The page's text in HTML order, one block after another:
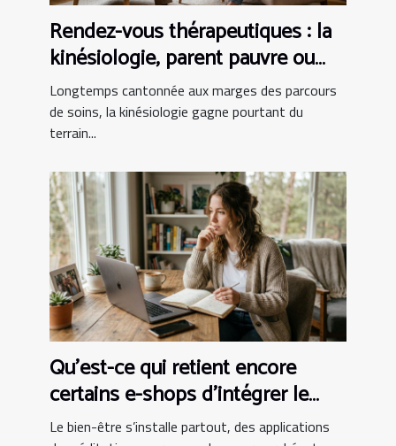
Rendez-vous thérapeutiques : la
kinésiologie, parent pauvre ou
alliée incontournable ?
Longtemps cantonnée aux marges des parcours
de soins, la kinésiologie gagne pourtant du
terrain...
Qu’est-ce qui retient encore
certains e-shops d’intégrer le
bien-être au panier ?
Le bien-être s’installe partout, des applications